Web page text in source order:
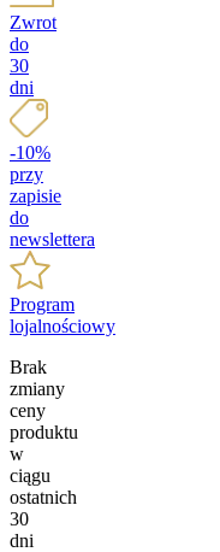
Zwrot
do
30
dni
-10%
przy
zapisie
do
newslettera
Program
lojalnościowy
Brak
zmiany
ceny
produktu
w
ciągu
ostatnich
30
dni